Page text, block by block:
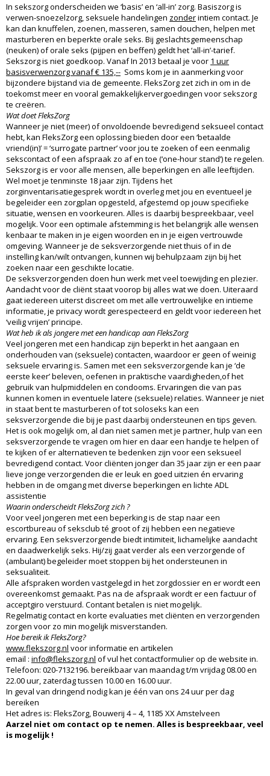
In sekszorg onderscheiden we ‘basis’ en ‘all-in’ zorg. Basiszorg is
verwen-snoezelzorg, seksuele handelingen zonderintiem contact. Je
kan dan knuffelen, zoenen, masseren, samen douchen, helpen met
masturberen en beperkte orale seks. Bij geslachtsgemeenschap
(neuken) of orale seks (pijpen en beffen) geldt het ‘all-in’-tarief.
Sekszorg is niet goedkoop. Vanaf In 2013 betaal je voor 1 uur
basisverwenzorg vanaf € 135,-- Soms kom je in aanmerking voor
bijzondere bijstand via de gemeente. FleksZorg zet zich in om in de
toekomst meer en vooral gemakkelijkervergoedingen voor sekszorg
te creëren.
Wat doet FleksZorg
Wanneer je niet (meer) of onvoldoende bevredigend seksueel contact
hebt, kan FleksZorg een oplossing bieden door een ‘betaalde
vriend(in)’ = ‘surrogate partner’ voor jou te zoeken of een eenmalig
sekscontact of een afspraak zo af en toe (‘one-hour stand’) te regelen.
Sekszorg is er voor alle mensen, alle beperkingen en alle leeftijden.
Wel moet je tenminste 18 jaar zijn. Tijdens het
zorginventarisatiegesprek wordt in overleg met jou en eventueel je
begeleider een zorgplan opgesteld, afgestemd op jouw specifieke
situatie, wensen en voorkeuren. Alles is daarbij bespreekbaar, veel
mogelijk. Voor een optimale afstemming is het belangrijk alle wensen
kenbaar te maken in je eigen woorden en in je eigen vertrouwde
omgeving. Wanneer je de seksverzorgende niet thuis of in de
instelling kan/wilt ontvangen, kunnen wij behulpzaam zijn bij het
zoeken naar een geschikte locatie.
De seksverzorgenden doen hun werk met veel toewijding en plezier.
Aandacht voor de cliënt staat voorop bij alles wat we doen. Uiteraard
gaat iedereen uiterst discreet om met alle vertrouwelijke en intieme
informatie, je privacy wordt gerespecteerd en geldt voor iedereen het
‘veilig vrijen’ principe.
Wat heb ik als jongere met een handicap aan FleksZorg
Veel jongeren met een handicap zijn beperkt in het aangaan en
onderhouden van (seksuele) contacten, waardoor er geen of weinig
seksuele ervaring is. Samen met een seksverzorgende kan je ‘de
eerste keer’ beleven, oefenen in praktische vaardigheden,of het
gebruik van hulpmiddelen en condooms. Ervaringen die van pas
kunnen komen in eventuele latere (seksuele) relaties. Wanneer je niet
in staat bent te masturberen of tot soloseks kan een
seksverzorgende die bij je past daarbij ondersteunen en tips geven.
Het is ook mogelijk om, al dan niet samen met je partner, hulp van een
seksverzorgende te vragen om hier en daar een handje te helpen of
te kijken of er alternatieven te bedenken zijn voor een seksueel
bevredigend contact. Voor cliënten jonger dan 35 jaar zijn er een paar
lieve jonge verzorgenden die er leuk en goed uitzien én ervaring
hebben in de omgang met diverse beperkingen en lichte ADL
assistentie
Waarin onderscheidt FleksZorg zich ?
Voor veel jongeren met een beperking is de stap naar een
escortbureau of seksclub té groot of zij hebben een negatieve
ervaring. Een seksverzorgende biedt intimiteit, lichamelijke aandacht
en daadwerkelijk seks. Hij/zij gaat verder als een verzorgende of
(ambulant) begeleider moet stoppen bij het ondersteunen in
seksualiteit.
Alle afspraken worden vastgelegd in het zorgdossier en er wordt een
overeenkomst gemaakt. Pas na de afspraak wordt er een factuur of
acceptgiro verstuurd. Contant betalen is niet mogelijk.
Regelmatig contact en korte evaluaties met cliënten en verzorgenden
zorgen voor zo min mogelijk misverstanden.
Hoe bereik ik FleksZorg?
www.flekszorg.nl voor informatie en artikelen
email : info@flekszorg.nl of vul het contactformulier op de website in.
Telefoon: 020-7132196. bereikbaar van maandag t/m vrijdag 08.00 en
22.00 uur, zaterdag tussen 10.00 en 16.00 uur.
In geval van dringend nodig kan je één van ons 24 uur per dag
bereiken
Het adres is: FleksZorg, Bouwerij 4 – 4, 1185 XX Amstelveen
Aarzel niet om contact op te nemen. Alles is bespreekbaar, veel
is mogelijk !